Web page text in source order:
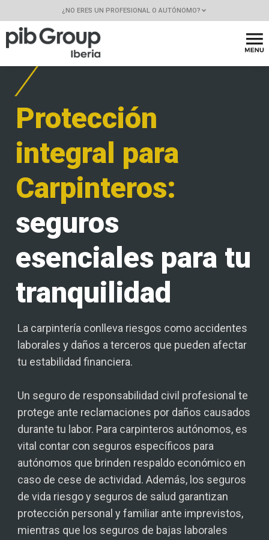
¿NO ERES UN PROFESIONAL O AUTÓNOMO?
Protección
integral para
Carpinteros:
seguros
esenciales para tu
tranquilidad
La carpintería conlleva riesgos como accidentes
laborales y daños a terceros que pueden afectar
tu estabilidad financiera.
Un seguro de responsabilidad civil profesional te
protege ante reclamaciones por daños causados
durante tu labor. Para carpinteros autónomos, es
vital contar con seguros específicos para
autónomos que brinden respaldo económico en
caso de cese de actividad. Además, los seguros
de vida riesgo y seguros de salud garantizan
protección personal y familiar ante imprevistos,
mientras que los seguros de bajas laborales